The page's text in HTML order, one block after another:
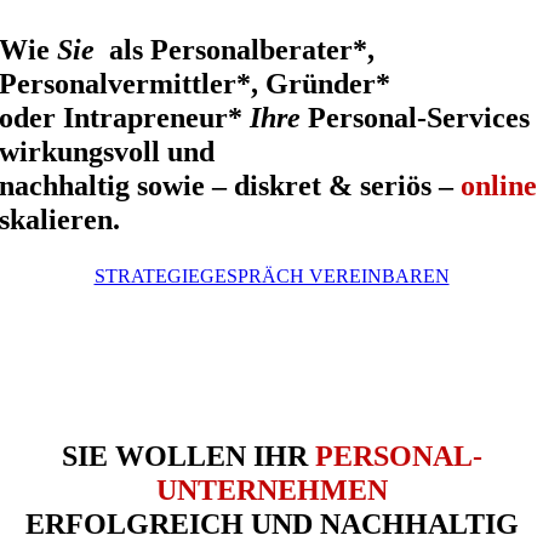
WieSie als Personalberater*,
Personalvermittler*, Gründer*
oder Intrapreneur* Ihre Personal-Services
wirkungsvoll und
nachhaltig sowie – diskret & seriös – online
skalieren.
STRATEGIEGESPRÄCH VEREINBAREN
SIE WOLLEN IHR PERSONAL-
UNTERNEHMEN
ERFOLGREICH UND NACHHALTIG